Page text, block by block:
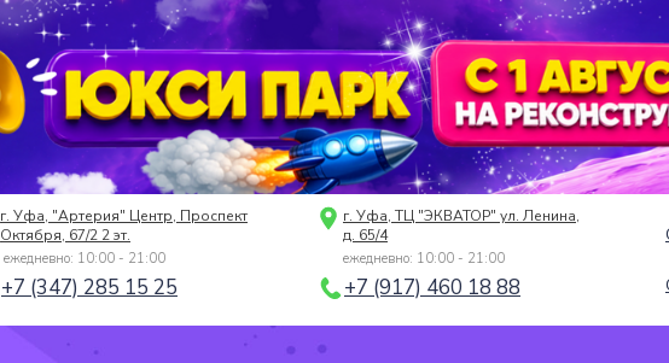
г. Уфа, "Артерия" Центр, Проспект
Октября, 67/2 2 эт.
г. Уфа, ТЦ "ЭКВАТОР" ул. Ленина,
д. 65/4
ежедневно: 10:00 - 21:00
ежедневно: 10:00 - 21:00
+7 (347) 285 15 25 +7 (917) 460 18 88